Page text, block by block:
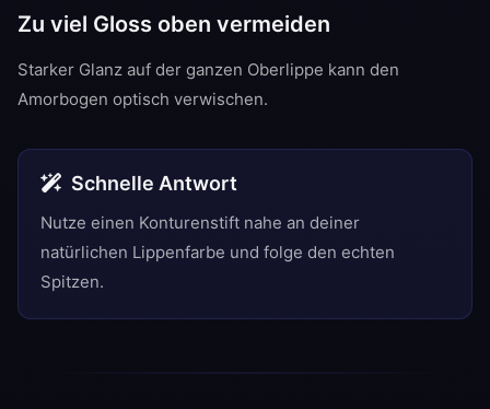
Zu viel Gloss oben vermeiden
Starker Glanz auf der ganzen Oberlippe kann den
Amorbogen optisch verwischen.
Schnelle Antwort
Nutze einen Konturenstift nahe an deiner
natürlichen Lippenfarbe und folge den echten
Spitzen.